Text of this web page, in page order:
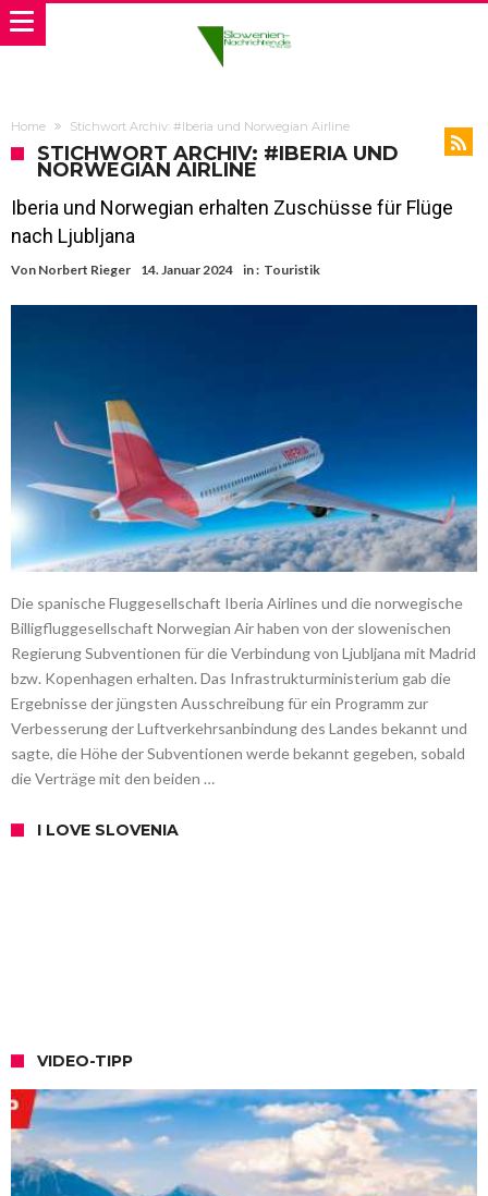
Home Stichwort Archiv: #Iberia und Norwegian Airline
STICHWORT ARCHIV: #IBERIA UND
NORWEGIAN AIRLINE
Iberia und Norwegian erhalten Zuschüsse für Flüge
nach Ljubljana
Von Norbert Rieger 14. Januar 2024 in : Touristik
Die spanische Fluggesellschaft Iberia Airlines und die norwegische
Billigfluggesellschaft Norwegian Air haben von der slowenischen
Regierung Subventionen für die Verbindung von Ljubljana mit Madrid
bzw. Kopenhagen erhalten. Das Infrastrukturministerium gab die
Ergebnisse der jüngsten Ausschreibung für ein Programm zur
Verbesserung der Luftverkehrsanbindung des Landes bekannt und
sagte, die Höhe der Subventionen werde bekannt gegeben, sobald
die Verträge mit den beiden …
I LOVE SLOVENIA
VIDEO-TIPP